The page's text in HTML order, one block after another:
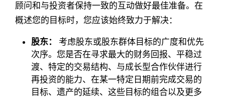
顾问和与投资者保持一致的互动做好最佳准备。在
概述您的目标时，您应该始终致力于解决：
股东：
考虑股东或股东群体目标的广度和优先
次序。您是否在寻求最大的财务回报、平稳过
渡、特定的交易结构、与成长型合作伙伴进行
再投资的能力、在某一特定日期前完成交易的
目标、遗产的延续、这些目标的组合以及更多